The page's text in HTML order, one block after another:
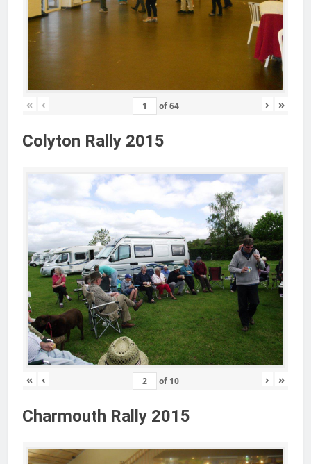
« ‹ of64 › »
Colyton Rally 2015
« ‹ of 10 › »
Charmouth Rally 2015